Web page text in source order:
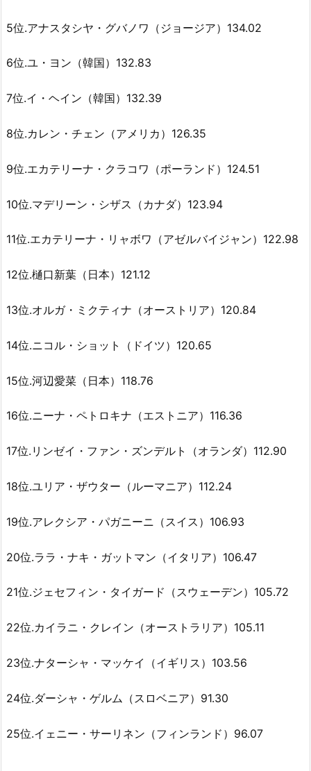
5位.アナスタシヤ・グバノワ（ジョージア）134.02
6位.ユ・ヨン（韓国）132.83
7位.イ・ヘイン（韓国）132.39
8位.カレン・チェン（アメリカ）126.35
9位.エカテリーナ・クラコワ（ポーランド）124.51
10位.マデリーン・シザス（カナダ）123.94
11位.エカテリーナ・リャボワ（アゼルバイジャン）122.98
12位.樋口新葉（日本）121.12
13位.オルガ・ミクティナ（オーストリア）120.84
14位.ニコル・ショット（ドイツ）120.65
15位.河辺愛菜（日本）118.76
16位.ニーナ・ペトロキナ（エストニア）116.36
17位.リンゼイ・ファン・ズンデルト（オランダ）112.90
18位.ユリア・ザウター（ルーマニア）112.24
19位.アレクシア・パガニーニ（スイス）106.93
20位.ララ・ナキ・ガットマン（イタリア）106.47
21位.ジェセフィン・タイガード（スウェーデン）105.72
22位.カイラニ・クレイン（オーストラリア）105.11
23位.ナターシャ・マッケイ（イギリス）103.56
24位.ダーシャ・ゲルム（スロベニア）91.30
25位.イェニー・サーリネン（フィンランド）96.07